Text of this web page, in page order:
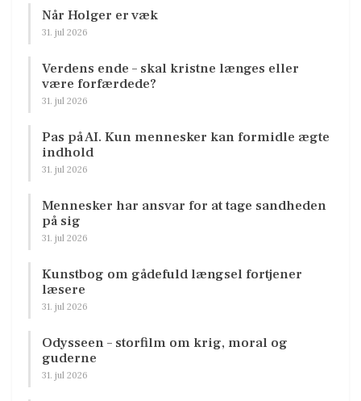
Når Holger er væk
31. jul 2026
Verdens ende – skal kristne længes eller
være forfærdede?
31. jul 2026
Pas på AI. Kun mennesker kan formidle ægte
indhold
31. jul 2026
Mennesker har ansvar for at tage sandheden
på sig
31. jul 2026
Kunstbog om gådefuld længsel fortjener
læsere
31. jul 2026
Odysseen – storfilm om krig, moral og
guderne
31. jul 2026